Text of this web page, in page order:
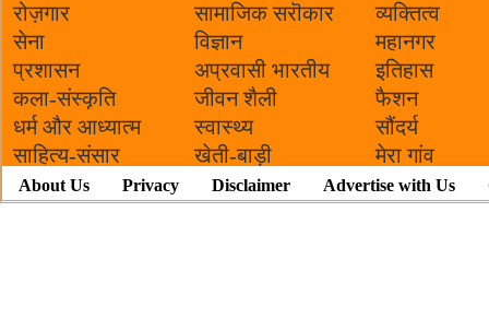
रोज़गार सामाजिक सरॊकार‌
व्यक्तित्व
सेना
विज्ञान
महानगर
प्रशासन
अप्रवासी भारतीय
इतिहास
कला-संस्कृति
जीवन शैली
फैशन
धर्म और आध्यात्म
स्वास्थ्य
सौंदर्य
साहित्य-संसार
खेती-बाड़ी मेरा गांव
About Us Privacy Disclaimer Advertise with Us